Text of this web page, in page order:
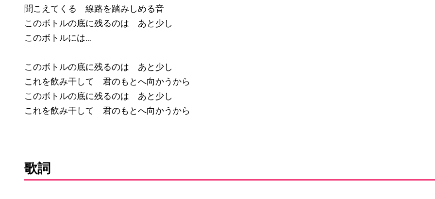
聞こえてくる 線路を踏みしめる音
このボトルの底に残るのは あと少し
このボトルには…
このボトルの底に残るのは あと少し
これを飲み干して 君のもとへ向かうから
このボトルの底に残るのは あと少し
これを飲み干して 君のもとへ向かうから
歌詞